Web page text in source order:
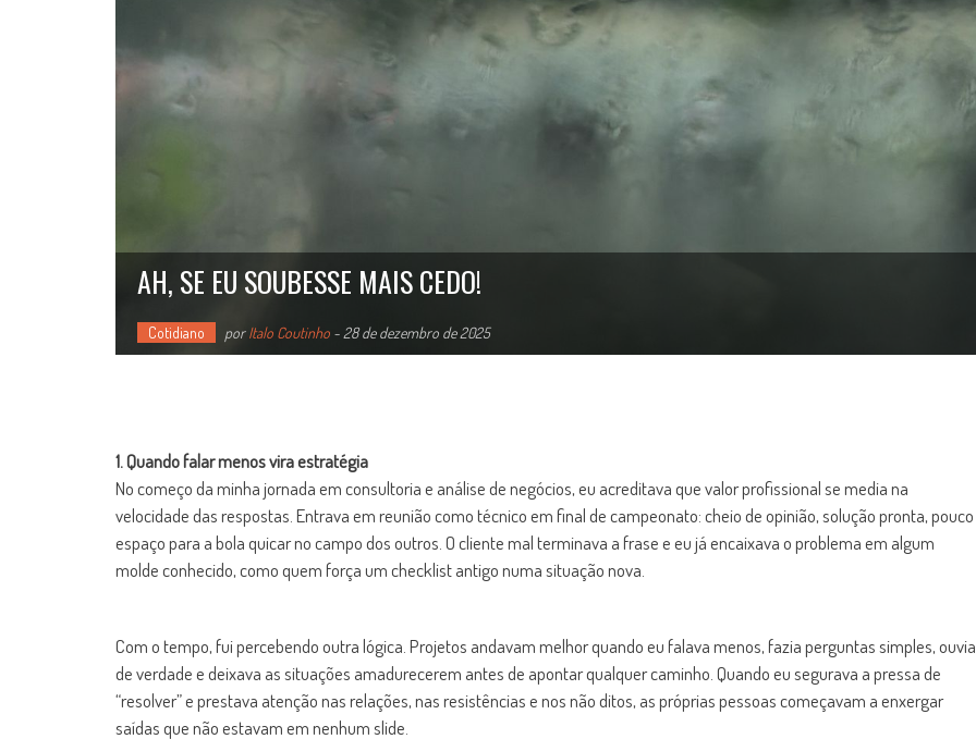
AH, SE EU SOUBESSE MAIS CEDO!
Cotidiano porItalo Coutinho -28 de dezembro de 2025
1. Quando falar menos vira estratégia
No começo da minha jornada em consultoria e análise de negócios, eu acreditava que valor profissional se media na
velocidade das respostas. Entrava em reunião como técnico em final de campeonato: cheio de opinião, solução pronta, pouco
espaço para a bola quicar no campo dos outros. O cliente mal terminava a frase e eu já encaixava o problema em algum
molde conhecido, como quem força um checklist antigo numa situação nova.
Com o tempo, fui percebendo outra lógica. Projetos andavam melhor quando eu falava menos, fazia perguntas simples, ouvia
de verdade e deixava as situações amadurecerem antes de apontar qualquer caminho. Quando eu segurava a pressa de
“resolver” e prestava atenção nas relações, nas resistências e nos não ditos, as próprias pessoas começavam a enxergar
saídas que não estavam em nenhum slide.